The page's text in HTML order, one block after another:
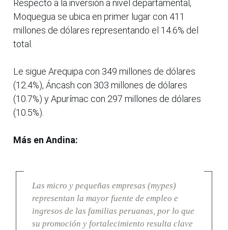
Respecto a la inversión a nivel departamental,
Moquegua se ubica en primer lugar con 411
millones de dólares representando el 14.6% del
total.
Le sigue Arequipa con 349 millones de dólares
(12.4%), Áncash con 303 millones de dólares
(10.7%) y Apurímac con 297 millones de dólares
(10.5%).
Más en Andina:
Las micro y pequeñas empresas (mypes)
representan la mayor fuente de empleo e
ingresos de las familias peruanas, por lo que
su promoción y fortalecimiento resulta clave